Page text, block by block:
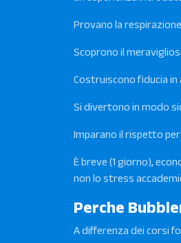
Provano la
Scoprono il
Costruiscono fiducia in
Si divertono in modo
Imparano il rispetto
È breve (1 giorno),
non lo stress
Perche
A differenza dei corsi